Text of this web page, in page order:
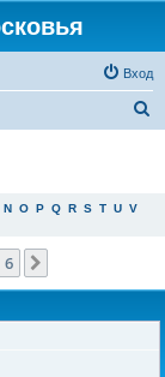
Вход
N O P Q R S T U V
6